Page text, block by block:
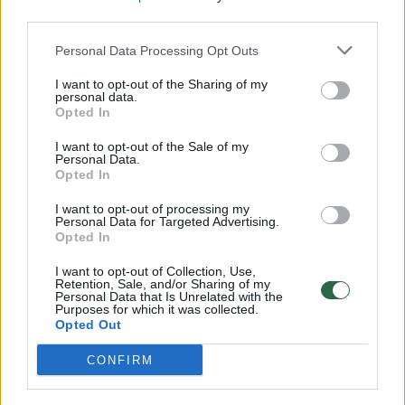
Personal Data Processing Opt Outs
I want to opt-out of the Sharing of my
personal data.
Opted In
I want to opt-out of the Sale of my
Personal Data.
Opted In
I want to opt-out of processing my
Personal Data for Targeted Advertising.
Opted In
I want to opt-out of Collection, Use,
Retention, Sale, and/or Sharing of my
Personal Data that Is Unrelated with the
Purposes for which it was collected.
Opted Out
CONFIRM
Žinios | Orai
00:15:54
V. Zalužno pasisakymą laiko bandymu įsitvirtinti
Laidos | Nauja diena
00:05:25
K. Prunskienės brolis prisiminė jaudinančią akimirką
prieš mirtį: „Tai buvo simbolinis mūsų pagerbimo
ženklas“
Žinios | Lietuvos diena